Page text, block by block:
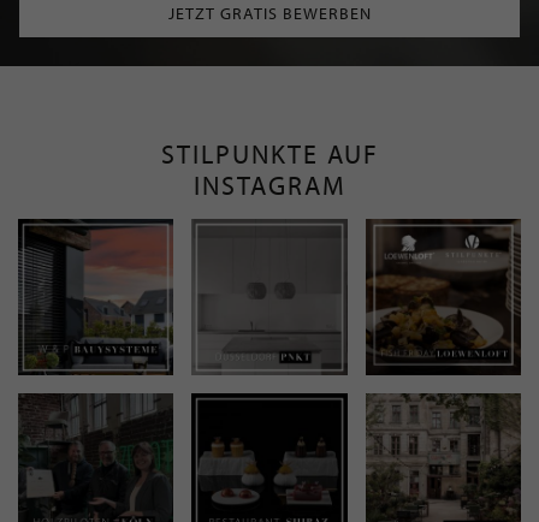
JETZT GRATIS BEWERBEN
STILPUNKTE AUF
INSTAGRAM